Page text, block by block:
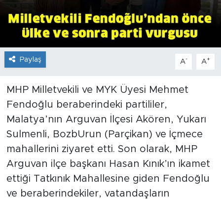
Paylaş A- A+
MHP Milletvekili ve MYK Üyesi Mehmet
Fendoğlu beraberindeki partililer,
Malatya’nın Arguvan İlçesi Akören, Yukarı
Sulmenli, BozbUrun (Parçikan) ve İçmece
mahallerini ziyaret etti. Son olarak, MHP
Arguvan ilçe başkanı Hasan Kınık’ın ikamet
ettiği Tatkınık Mahallesine giden Fendoğlu
ve beraberindekiler, vatandaşların
Kuluncak
Yeşilyurt
Doğanyol
Arapgir
Arguvan
Battalgazi